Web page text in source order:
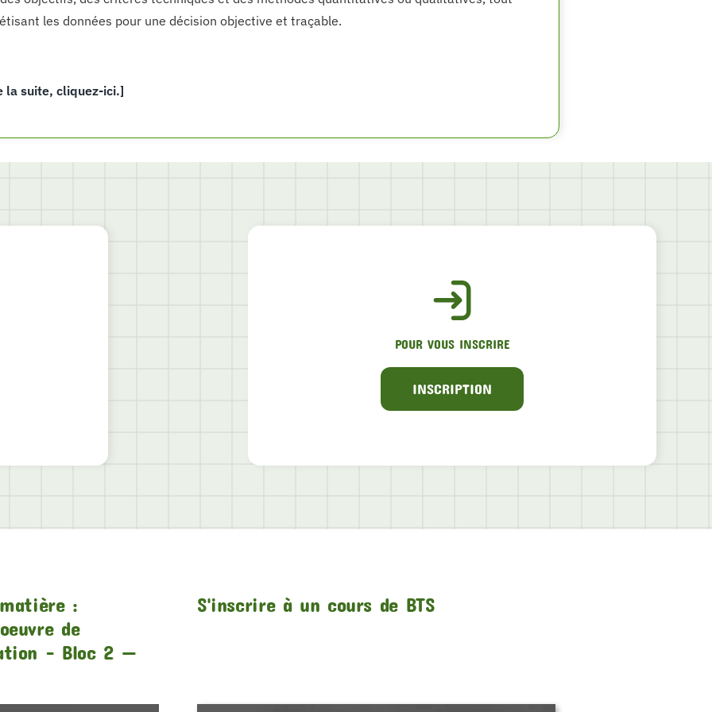
les données pour une décision objective et traçable.
la suite, cliquez-ici.]
POUR VOUS INSCRIRE
INSCRIPTION
:
de
– Bloc 2 —
S'inscrire à un cours de BTS